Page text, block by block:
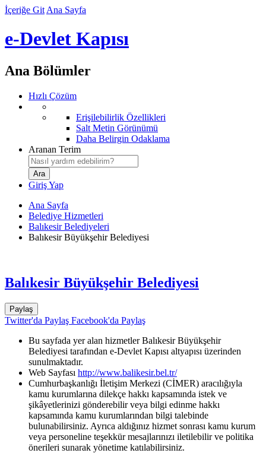
İçeriğe Git Ana Sayfa
e-Devlet Kapısı
Ana Bölümler
Hızlı Çözüm
Erişilebilirlik Özellikleri
Salt Metin Görünümü
Daha Belirgin Odaklama
Aranan Terim
Giriş Yap
Ana Sayfa
Belediye Hizmetleri
Balıkesir Belediyeleri
Balıkesir Büyükşehir Belediyesi
Balıkesir Büyükşehir Belediyesi
Paylaş
Twitter'da Paylaş Facebook'da Paylaş
Bu sayfada yer alan hizmetler Balıkesir Büyükşehir
Belediyesi tarafından e-Devlet Kapısı altyapısı üzerinden
sunulmaktadır.
Web Sayfası http://www.balikesir.bel.tr/
Cumhurbaşkanlığı İletişim Merkezi (CİMER) aracılığıyla
kamu kurumlarına dilekçe hakkı kapsamında istek ve
şikâyetlerinizi gönderebilir veya bilgi edinme hakkı
kapsamında kamu kurumlarından bilgi talebinde
bulunabilirsiniz. Ayrıca aldığınız hizmet sonrası kamu kurum
veya personeline teşekkür mesajlarınızı iletilebilir ve politika
önerileri sunarak yönetime katılabilirsiniz.